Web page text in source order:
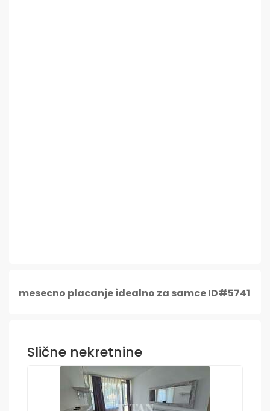
mesecno placanje idealno za samce ID#5741
Slične nekretnine